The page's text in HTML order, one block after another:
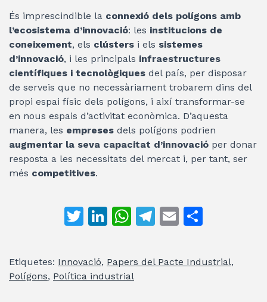
És imprescindible la connexió dels polígons amb
l’ecosistema d’innovació: les institucions de
coneixement, els clústers i els sistemes
d’innovació, i les principals infraestructures
científiques i tecnològiques del país, per disposar
de serveis que no necessàriament trobarem dins del
propi espai físic dels polígons, i així transformar-se
en nous espais d’activitat econòmica. D’aquesta
manera, les empreses dels polígons podrien
augmentar la seva capacitat d’innovació per donar
resposta a les necessitats del mercat i, per tant, ser
més competitives.
T
itt
er
Li
k
e
W
at
s
T
e
gr
E
ai
l
m
p
Etiquetes: Innovació, Papers del Pacte Industrial,
Polígons, Política industrial